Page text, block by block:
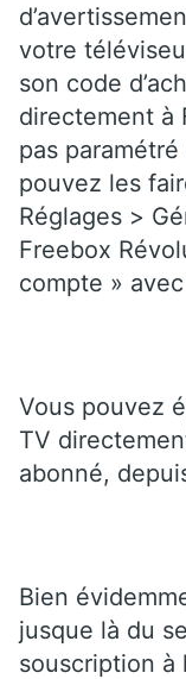
votre
son code
directement à
pas
pouvez les
Réglages >
Freebox
compte »
Vous pouvez
TV
abonné,
Bien
jusque là du
souscription à